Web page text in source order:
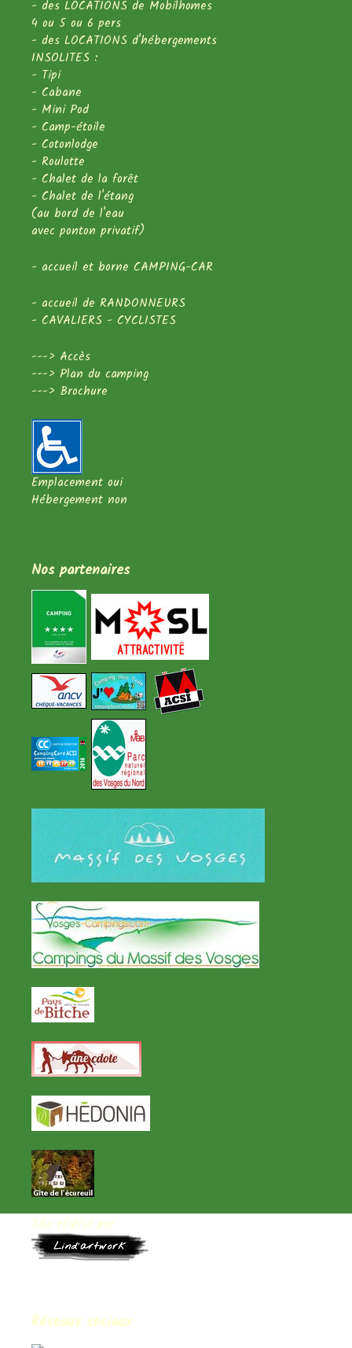
- des LOCATIONS de Mobilhomes
4 ou 5 ou 6 pers
- des LOCATIONS d'hébergements
INSOLITES :
- Tipi
- Cabane
- Mini Pod
- Camp-étoile
- Cotonlodge
- Roulotte
- Chalet de la forêt
- Chalet de l'étang
(au bord de l'eau
avec ponton privatif)
- accueil et borne CAMPING-CAR
- accueil de RANDONNEURS
- CAVALIERS - CYCLISTES
---> Accès
---> Plan du camping
---> Brochure
Emplacement oui
Hébergement non
Nos partenaires
Site réalisé par
Réseaux sociaux